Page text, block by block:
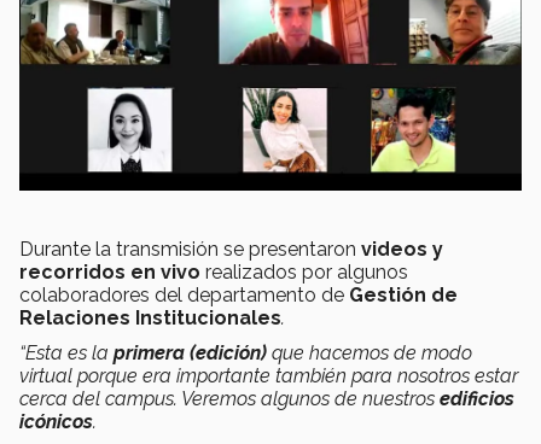
Durante la transmisión se presentaron videos y
recorridos en vivo realizados por algunos
colaboradores del departamento de Gestión de
Relaciones Institucionales.
“Esta es la primera (edición) que hacemos de modo
virtual porque era importante también para nosotros estar
cerca del campus. Veremos algunos de nuestros edificios
icónicos.